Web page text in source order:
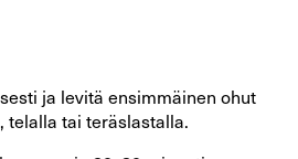
ja levitä ensimmäinen ohut
telalla tai teräslastalla.